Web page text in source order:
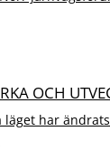
OCH
har